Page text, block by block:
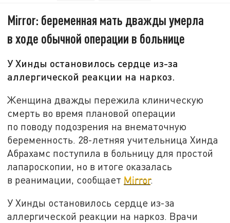
Mirror: беременная мать дважды умерла
в ходе обычной операции в больнице
У Хинды остановилось сердце из-за
аллергической реакции на наркоз.
Женщина дважды пережила клиническую
смерть во время плановой операции
по поводу подозрения на внематочную
беременность. 28-летняя учительница Хинда
Абрахамс поступила в больницу для простой
лапароскопии, но в итоге оказалась
в реанимации, сообщает Mirror.
У Хинды остановилось сердце из-за
аллергической реакции на наркоз. Врачи